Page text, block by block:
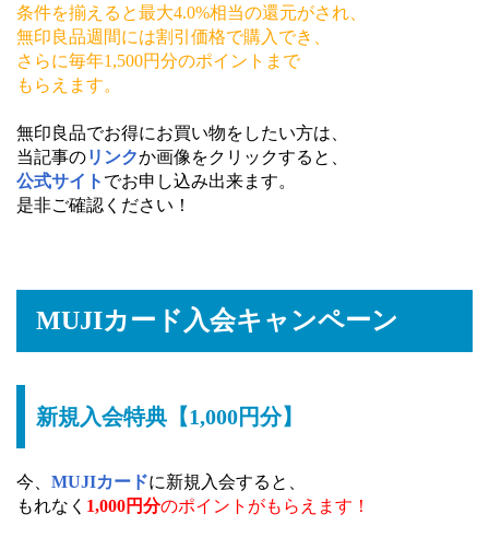
条件を揃えると最大4.0%相当の還元がされ、
無印良品週間には割引価格で購入でき、
さらに毎年1,500円分のポイントまで
もらえます。
無印良品でお得にお買い物をしたい方は、
当記事のリンクか画像をクリックすると、
公式サイト でお申し込み出来ます。
是非ご確認ください！
MUJIカード入会キャンペーン
新規入会特典【1,000円分】
今、 MUJIカードに新規入会すると、
もれなく 1,000円分のポイントがもらえます！